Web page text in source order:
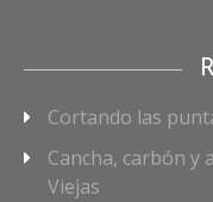
Cortando las
Cancha, carbón y
Viejas